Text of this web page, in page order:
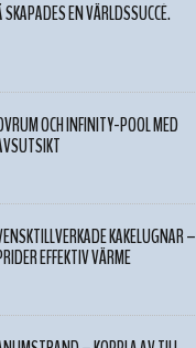
SKAPADES EN VÄRLDSSUCCÉ.
OCH INFINITY-POOL MED
KAKELUGNAR –
EFFEKTIV VÄRME